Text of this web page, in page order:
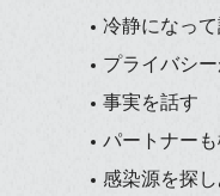
冷静になっ
プライバシ
事実を話す
パートナー
感染源を探